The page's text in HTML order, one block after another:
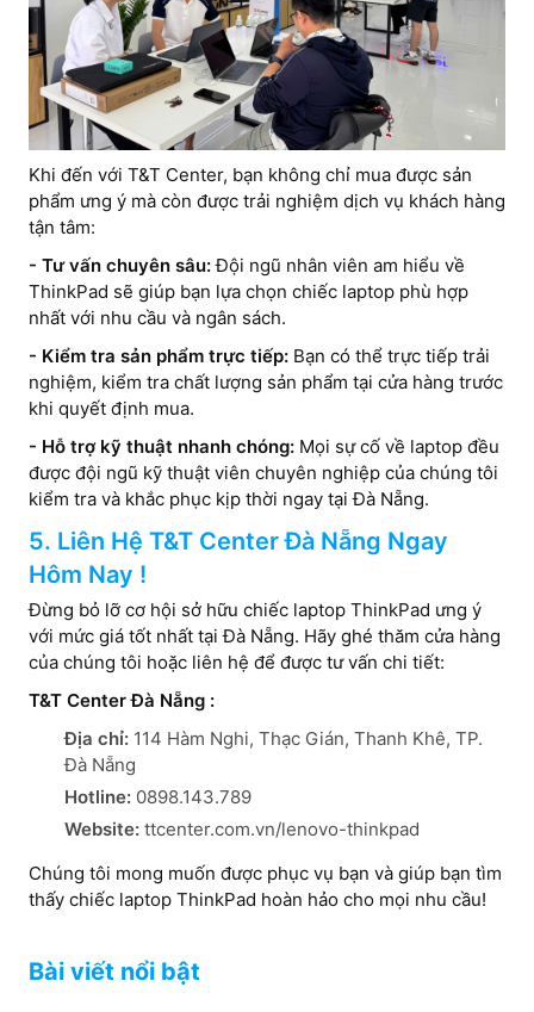
Khi đến với T&T Center, bạn không chỉ mua được sản
phẩm ưng ý mà còn được trải nghiệm dịch vụ khách hàng
tận tâm:
- Tư vấn chuyên sâu:Đội ngũ nhân viên am hiểu về
ThinkPad sẽ giúp bạn lựa chọn chiếc laptop phù hợp
nhất với nhu cầu và ngân sách.
- Kiểm tra sản phẩm trực tiếp: Bạn có thể trực tiếp trải
nghiệm, kiểm tra chất lượng sản phẩm tại cửa hàng trước
khi quyết định mua.
- Hỗ trợ kỹ thuật nhanh chóng: Mọi sự cố về laptop đều
được đội ngũ kỹ thuật viên chuyên nghiệp của chúng tôi
kiểm tra và khắc phục kịp thời ngay tại Đà Nẵng.
5. Liên Hệ T&T Center Đà Nẵng Ngay
Hôm Nay !
Đừng bỏ lỡ cơ hội sở hữu chiếc laptop ThinkPad ưng ý
với mức giá tốt nhất tại Đà Nẵng. Hãy ghé thăm cửa hàng
của chúng tôi hoặc liên hệ để được tư vấn chi tiết:
T&T Center Đà Nẵng :
Địa chỉ: 114 Hàm Nghi, Thạc Gián, Thanh Khê, TP.
Đà Nẵng
Hotline: 0898.143.789
Website: ttcenter.com.vn/lenovo-thinkpad
Chúng tôi mong muốn được phục vụ bạn và giúp bạn tìm
thấy chiếc laptop ThinkPad hoàn hảo cho mọi nhu cầu!
Bài viết nổi bật